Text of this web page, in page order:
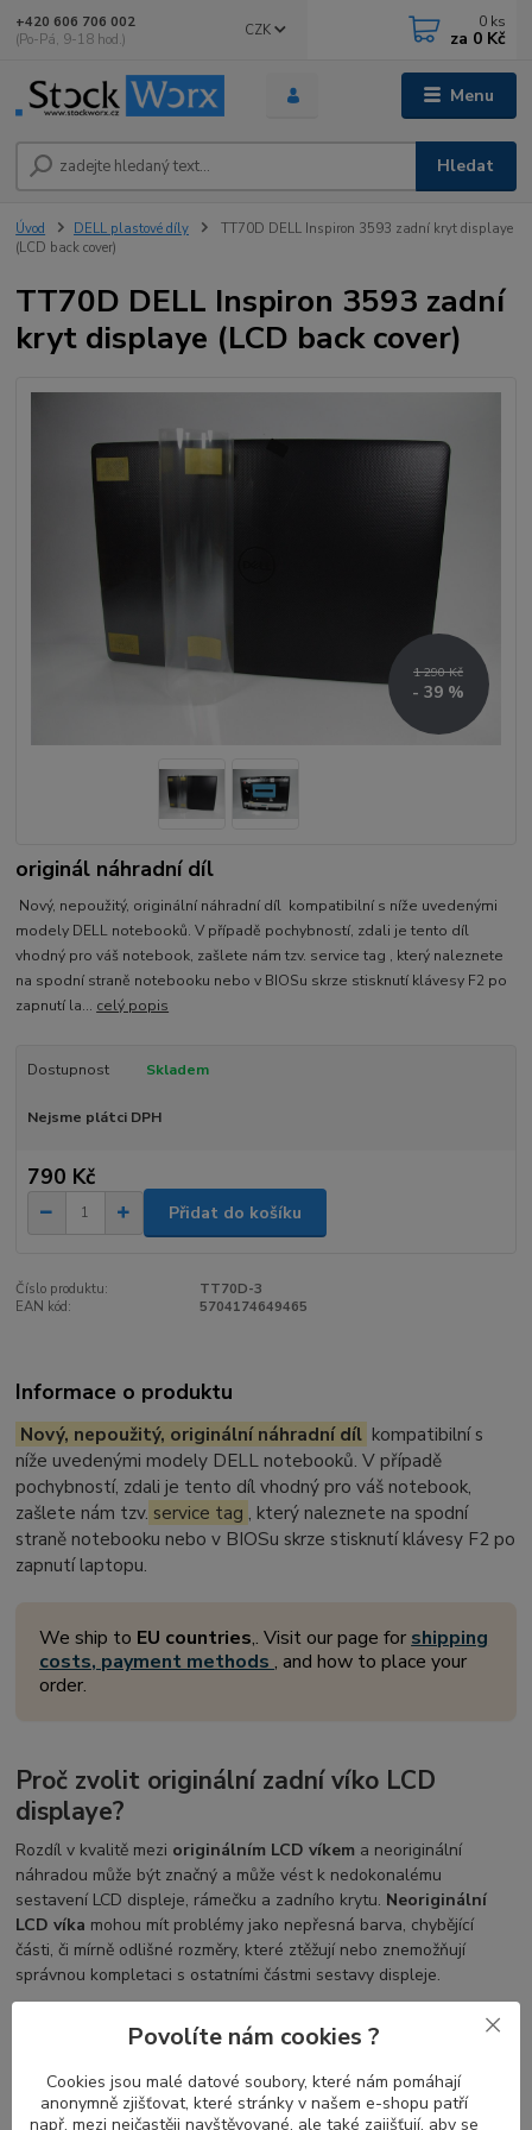
Menu
CZK
Hledat
+420 606 706 002
(Po-Pá, 9-18 hod.)
0 ks
za 0 Kč
Úvod DELL plastové díly
TT70D DELL Inspiron 3593 zadní kryt displaye
(LCD back cover)
TT70D DELL Inspiron 3593 zadní
kryt displaye (LCD back cover)
1 290 Kč
- 39 %
originál náhradní díl
Nový, nepoužitý, originální náhradní díl kompatibilní s níže uvedenými
modely DELL notebooků. V případě pochybností, zdali je tento díl
vhodný pro váš notebook, zašlete nám tzv. service tag , který naleznete
na spodní straně notebooku nebo v BIOSu skrze stisknutí klávesy F2 po
zapnutí la... celý popis
Dostupnost Skladem
Nejsme plátci DPH
790 Kč
Přidat do košíku
Číslo produktu:
TT70D-3
EAN kód:
5704174649465
Informace o produktu
Nový, nepoužitý, originální náhradní díl kompatibilní s
níže uvedenými modely DELL notebooků. V případě
pochybností, zdali je tento díl vhodný pro váš notebook,
zašlete nám tzv. service tag , který naleznete na spodní
straně notebooku nebo v BIOSu skrze stisknutí klávesy F2 po
zapnutí laptopu.
We ship to EU countries,. Visit our page for shipping
costs, payment methods, and how to place your
order.
Proč zvolit originální zadní víko LCD
displaye?
Rozdíl v kvalitě mezi originálním LCD víkem a neoriginální
náhradou může být značný a může vést k nedokonalému
sestavení LCD displeje, rámečku a zadního krytu. Neoriginální
LCD víka mohou mít problémy jako nepřesná barva, chybějící
části, či mírně odlišné rozměry, které ztěžují nebo znemožňují
správnou kompletaci s ostatními částmi sestavy displeje.
pro váš notebook
Povolíte nám cookies ?
Cookies jsou malé datové soubory, které nám pomáhají
anonymně zjišťovat, které stránky v našem e-shopu patří
např. mezi nejčastěji navštěvované, ale také zajišťují, aby se